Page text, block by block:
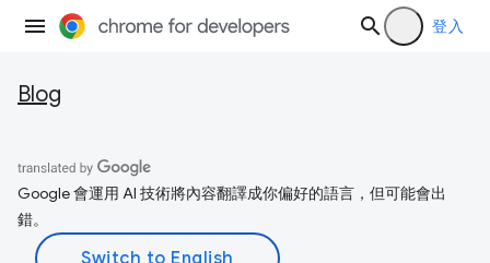
登入
Blog
Google 會運用 AI 技術將內容翻譯成你偏好的語言，但可能會出
錯。